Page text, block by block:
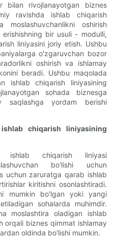
bilan rivojlanayotgan biznes
ravishda ishlab chiqarish
moslashuvchanlikni oshirish
bir usuli - modulli,
liniyasini joriy etish. Ushbu
o'zgaruvchan bozor
oshirish va ishlamay
beradi. Ushbu maqolada
ishlab chiqarish liniyasining
sohada biznesga
saqlashga yordam berishi
chiqarish liniyasining
ishlab chiqarish liniyasi
bo'lishi uchun
uchun zaruratga qarab ishlab
kiritishni osonlashtiradi.
mumkin bo'lgan yoki yangi
sohalarda muhimdir.
moslashtira oladigan ishlab
orqali biznes qimmat ishlamay
oldinda bo'lishi mumkin.